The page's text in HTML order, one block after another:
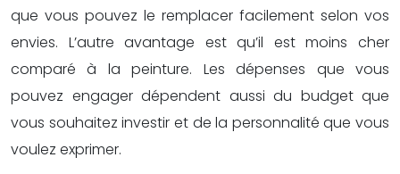
que vous pouvez le remplacer facilement selon vos
envies. L’autre avantage est qu’il est moins cher
comparé à la peinture. Les dépenses que vous
pouvez engager dépendent aussi du budget que
vous souhaitez investir et de la personnalité que vous
voulez exprimer.